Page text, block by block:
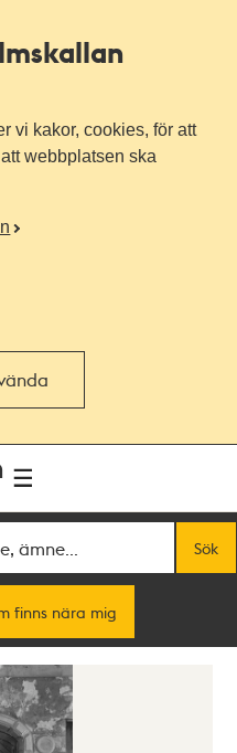
vi kakor, cookies, för att
webbplatsen ska
Sök
finns nära mig